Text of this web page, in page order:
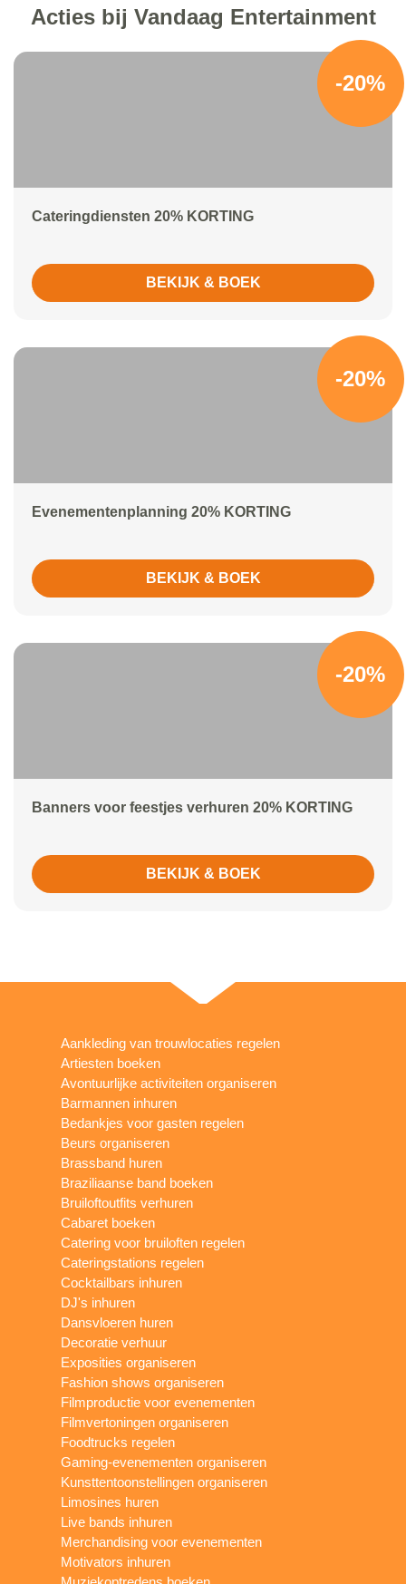
Acties bij Vandaag Entertainment
-20%
Cateringdiensten 20% KORTING
BEKIJK & BOEK
-20%
Evenementenplanning 20% KORTING
BEKIJK & BOEK
-20%
Banners voor feestjes verhuren 20% KORTING
BEKIJK & BOEK
Aankleding van trouwlocaties regelen
Artiesten boeken
Avontuurlijke activiteiten organiseren
Barmannen inhuren
Bedankjes voor gasten regelen
Beurs organiseren
Brassband huren
Braziliaanse band boeken
Bruiloftoutfits verhuren
Cabaret boeken
Catering voor bruiloften regelen
Cateringstations regelen
Cocktailbars inhuren
DJ's inhuren
Dansvloeren huren
Decoratie verhuur
Exposities organiseren
Fashion shows organiseren
Filmproductie voor evenementen
Filmvertoningen organiseren
Foodtrucks regelen
Gaming-evenementen organiseren
Kunsttentoonstellingen organiseren
Limosines huren
Live bands inhuren
Merchandising voor evenementen
Motivators inhuren